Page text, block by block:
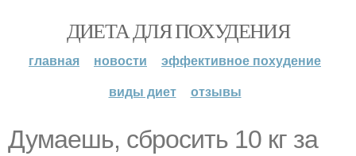
ДИЕТА ДЛЯ ПОХУДЕНИЯ
главная новости
эффективное похудение
виды диет
отзывы
Думаешь, сбросить 10 кг за